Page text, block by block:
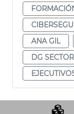
ANA GIL
DG